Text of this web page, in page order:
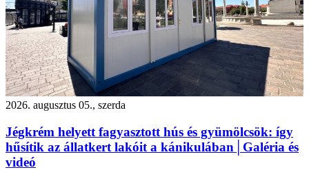
2026. augusztus 05., szerda
Jégkrém helyett fagyasztott hús és gyümölcsök: így
hűsítik az állatkert lakóit a kánikulában│Galéria és
videó